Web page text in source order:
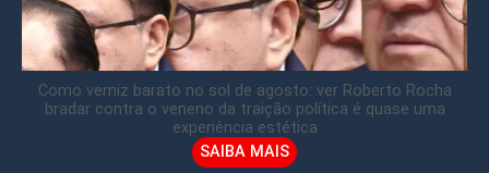
Como verniz barato no sol de agosto: ver Roberto Rocha
bradar contra o veneno da traição política é quase uma
experiência estética
SAIBA MAIS